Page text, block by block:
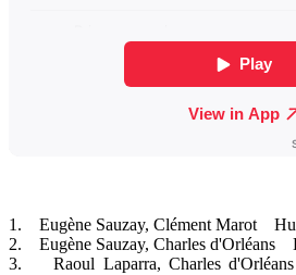
1. Eugène Sauzay, Clément Marot
2. Eugène Sauzay, Charles d'Orléans
3. Raoul Laparra, Charles